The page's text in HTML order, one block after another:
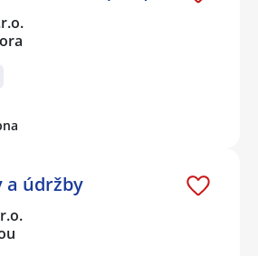
a údržby